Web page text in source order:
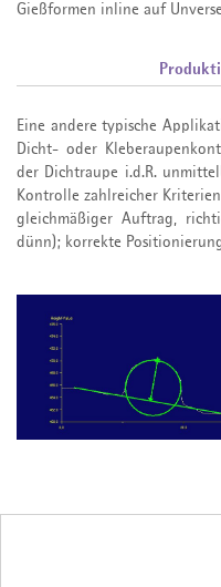
Gießformen inline auf
Eine andere typische
Dicht- oder
der Dichtraupe i.d.R.
Kontrolle zahlreicher
gleichmäßiger Auftrag,
dünn); korrekte